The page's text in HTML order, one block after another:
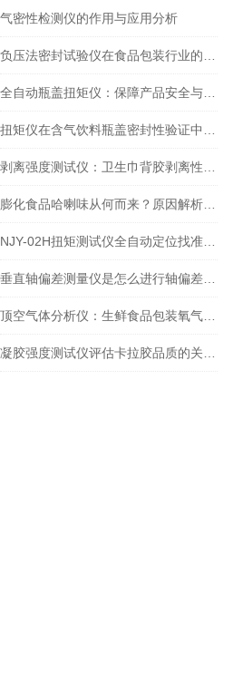
气密性检测仪的作用与应用分析